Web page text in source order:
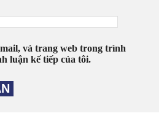
và trang web trong trình
luận kế tiếp của tôi.